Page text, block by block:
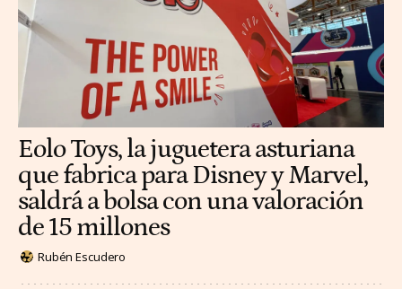
Eolo Toys, la juguetera asturiana
que fabrica para Disney y Marvel,
saldrá a bolsa con una valoración
de 15 millones
Rubén Escudero